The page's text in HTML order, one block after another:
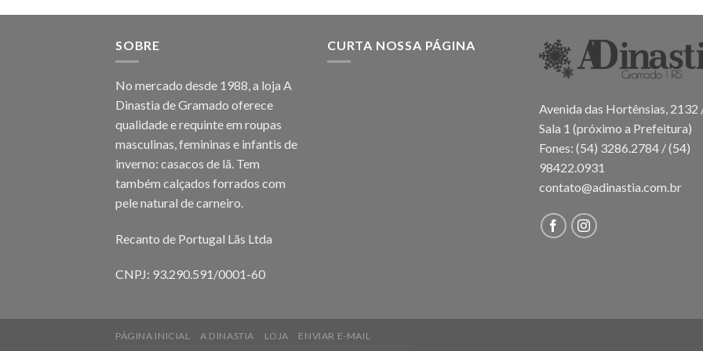
SOBRE
No mercado desde 1988, a loja A
Dinastia de Gramado oferece
qualidade e requinte em roupas
masculinas, femininas e infantis de
inverno: casacos de lã. Tem
também calçados forrados com
pele natural de carneiro.
Recanto de Portugal Lãs Ltda
CNPJ: 93.290.591/0001-60
CURTA NOSSA PÁGINA
Avenida das Hortênsias, 2132
Sala 1 (próximo a Prefeitura)
Fones: (54) 3286.2784 / (54)
98422.0931
contato@adinastia.com.br
PÁGINA INICIAL A DINASTIA LOJA ENVIAR E-MAIL